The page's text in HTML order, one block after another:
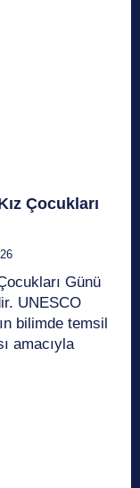
Çocukları
Günü
UNESCO
bilimde temsil
amacıyla